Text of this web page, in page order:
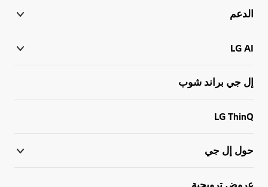
الدعم
LG AI
إل جي براند شوب
LG ThinQ
حول إل جي